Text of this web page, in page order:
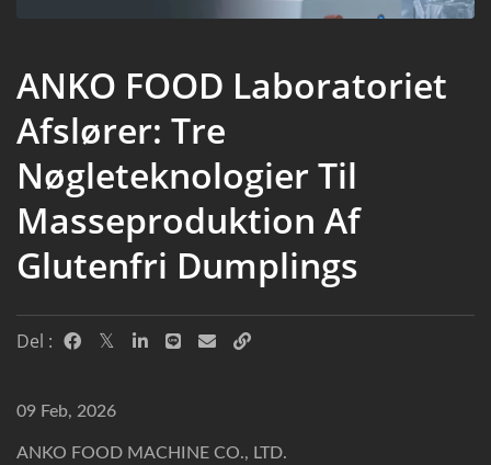
ANKO FOOD Laboratoriet
Afslører: Tre
Nøgleteknologier Til
Masseproduktion Af
Glutenfri Dumplings
Del :
09 Feb, 2026
ANKO FOOD MACHINE CO., LTD.